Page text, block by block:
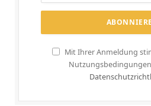
Mit Ihrer Anmeldung